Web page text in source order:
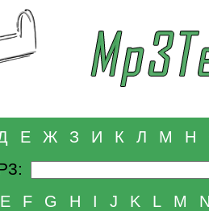
Е Ж З И К Л М Н
E F G H I J K L M